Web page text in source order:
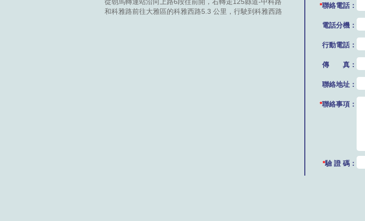
和科雅路前往大雅區的科雅西路5.3 公里，行駛到科雅西路
*聯絡電話：
電話分機：
行動電話：
傳 真：
聯絡地址：
*聯絡事項：
*驗 證 碼：